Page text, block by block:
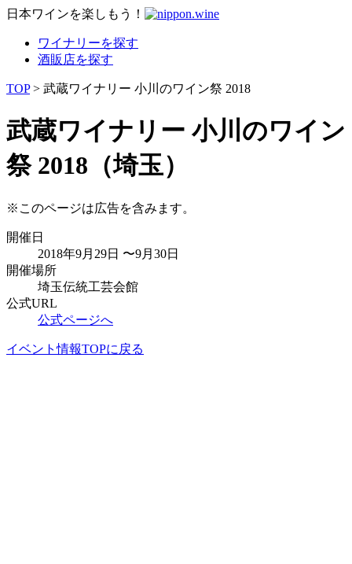
日本ワインを楽しもう！
ワイナリーを探す
酒販店を探す
TOP> 武蔵ワイナリー 小川のワイン祭 2018
武蔵ワイナリー 小川のワイン
祭 2018（埼玉）
※このページは広告を含みます。
開催日
2018年9月29日 〜9月30日
開催場所
埼玉伝統工芸会館
公式URL
公式ページへ
イベント情報TOPに戻る